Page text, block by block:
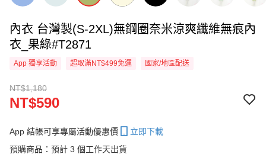
內衣 台灣製(S-2XL)無鋼圈奈米涼爽纖維無痕內
衣_果綠#T2871
App 獨享活動 超取滿NT$499免運 國家/地區配送
NT$1,180
NT$590
App 結帳可享專屬活動優惠價
立即下載
預購商品：預計 3 個工作天出貨